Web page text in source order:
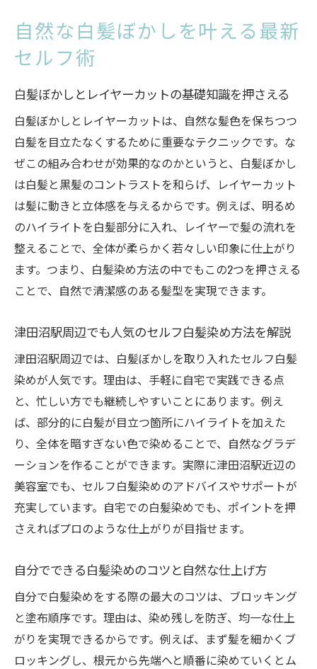
白髪染め方法おすすめの手順と注意点を紹
介
ニック
レイヤーカットで清潔感を出す白髪染め方
法とは
津田沼駅近くで話題のレイヤーカット活用法
レイヤーカットで白髪ぼかし効果を高める
工夫
津田沼駅エリアで注目の白髪染め方法とポ
イント
自然な白髪ぼかしを実現するレイヤーカッ
メンズ向けレイヤーカットと白髪染めの組
白髪染め方法とレイヤーカットの相性を徹
底検証
白髪ぼかしを活かすヘアスタイルの作り方
白髪が目立たないカラー選びのポイント
白髪ぼかしが映えるカラーの選び方の基本
津田沼駅近くで人気の白髪染めカラー傾向
を分析
レイヤーカットに合うカラーと白髪ぼかし
白髪染め方法で失敗しない色選びのコツ
自分に合う白髪染めトリートメントの選択
基準
白髪が目立たないカラーの最新トレンド解
自然な白髪ぼかしを叶える最新
セルフ術
白髪ぼかしとレイヤーカットの基礎知識を押さえる
白髪ぼかしとレイヤーカットは、自然な髪色を保ちつつ
白髪を目立たなくするために重要なテクニックです。な
ぜこの組み合わせが効果的なのかというと、白髪ぼかし
は白髪と黒髪のコントラストを和らげ、レイヤーカット
は髪に動きと立体感を与えるからです。例えば、明るめ
のハイライトを白髪部分に入れ、レイヤーで髪の流れを
整えることで、全体が柔らかく若々しい印象に仕上がり
ます。つまり、白髪染め方法の中でもこの2つを押さえる
ことで、自然で清潔感のある髪型を実現できます。
津田沼駅周辺でも人気のセルフ白髪染め方法を解説
津田沼駅周辺では、白髪ぼかしを取り入れたセルフ白髪
染めが人気です。理由は、手軽に自宅で実践できる点
と、忙しい方でも継続しやすいことにあります。例え
ば、部分的に白髪が目立つ箇所にハイライトを加えた
り、全体を暗すぎない色で染めることで、自然なグラデ
ーションを作ることができます。実際に津田沼駅近辺の
美容室でも、セルフ白髪染めのアドバイスやサポートが
充実しています。自宅での白髪染めでも、ポイントを押
さえればプロのような仕上がりが目指せます。
自分でできる白髪染めのコツと自然な仕上げ方
自分で白髪染めをする際の最大のコツは、ブロッキング
と塗布順序です。理由は、染め残しを防ぎ、均一な仕上
がりを実現できるからです。例えば、まず髪を細かくブ
ロッキングし、根元から先端へと順番に染めていくとム